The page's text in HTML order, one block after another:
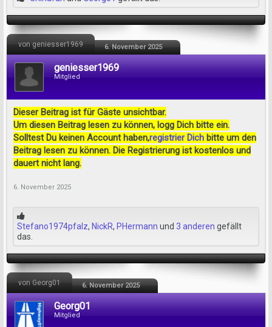
von geniesser1969 6. November 2025
geniesser1969
Mitglied
Dieser Beitrag ist für Gäste unsichtbar.
Um diesen Beitrag lesen zu können, logg Dich bitte ein.
Solltest Du keinen Account haben,registrier Dich bitte um den
Beitrag lesen zu können. Die Registrierung ist kostenlos und
dauert nicht lang.
6. November 2025
Stefano1974pfalz, NickR, PHermann und 3 anderen gefällt
das.
von Georg01 6. November 2025
Georg01
Mitglied